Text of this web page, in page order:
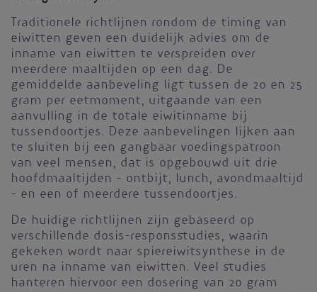
Traditionele richtlijnen rondom de timing van
eiwitten geven een duidelijk advies om de
inname van eiwitten te verspreiden over
meerdere maaltijden op een dag. De
gemiddelde aanbeveling ligt tussen de 20 en 25
gram per eetmoment, uitgaande van een
aanvulling in de totale eiwitinname bij
tussendoortjes. Deze aanbevelingen lijken aan
te sluiten bij een gangbaar voedingspatroon
van veel mensen, dat is opgebouwd uit drie
hoofdmaaltijden - ontbijt, lunch, avondmaaltijd
- en een of meerdere tussendoortjes.
De huidige richtlijnen zijn gebaseerd op
verschillende dosis-responsstudies, waarin
gekeken wordt naar spiereiwitsynthese in de
uren na inname van eiwitten. Veel studies
hanteren hiervoor een dosering van 20 gram